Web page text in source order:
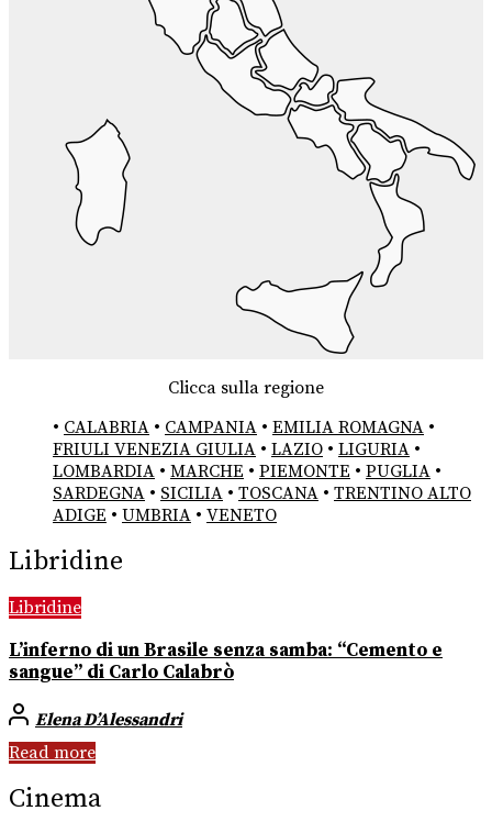
Clicca sulla regione
• CALABRIA • CAMPANIA • EMILIA ROMAGNA •
FRIULI VENEZIA GIULIA • LAZIO • LIGURIA •
LOMBARDIA • MARCHE • PIEMONTE • PUGLIA •
SARDEGNA • SICILIA • TOSCANA • TRENTINO ALTO
ADIGE • UMBRIA • VENETO
Libridine
Libridine
L’inferno di un Brasile senza samba: “Cemento e
sangue” di Carlo Calabrò
Elena D’Alessandri
Read more
Cinema